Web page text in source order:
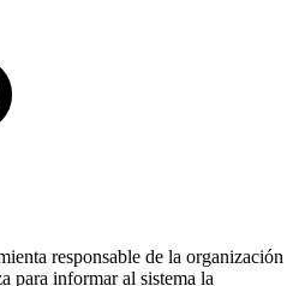
responsable de la organización
para informar al sistema la